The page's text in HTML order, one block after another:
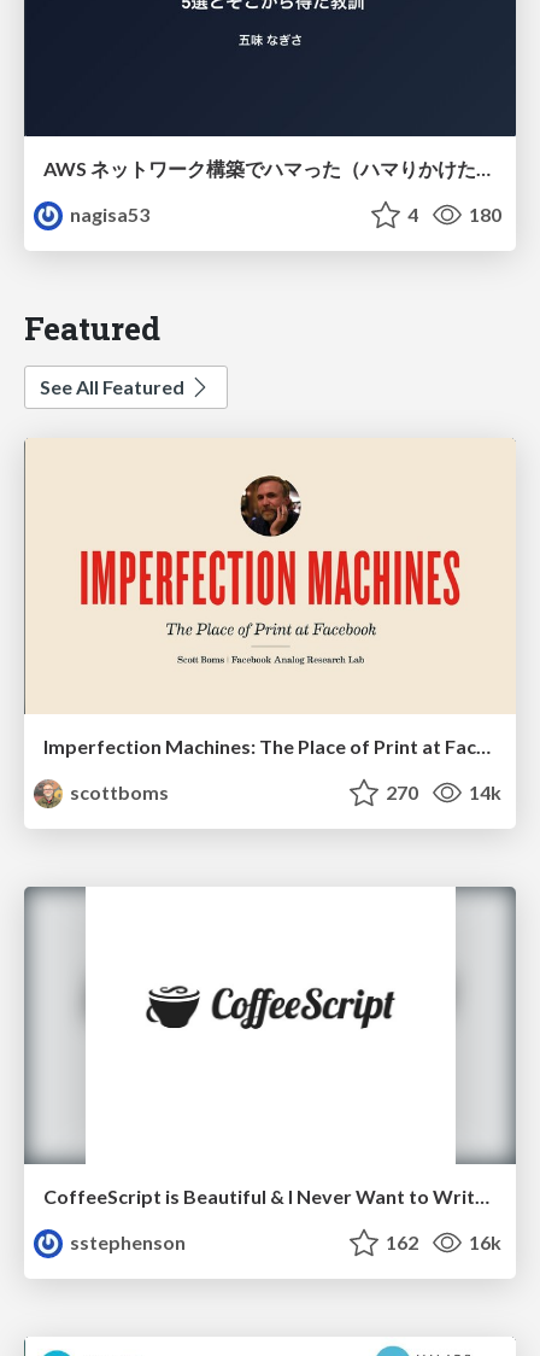
AWS ネットワーク構築でハマった（ハマりかけた） 5選とそこから得た教訓
nagisa53
4 180
Featured
See All Featured
Imperfection Machines: The Place of Print at Facebook
scottboms
270 14k
CoffeeScript is Beautiful & I Never Want to Write Plain JavaScript Again
sstephenson
162 16k